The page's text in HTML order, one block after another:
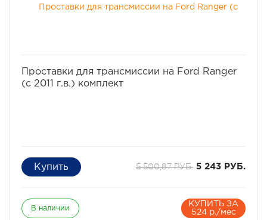
Проставки для трансмиссии на Ford Ranger
(с 2011 г.в.) комплект
5 500,87 РУБ. 5 243 РУБ.
В наличии
КУПИТЬ ЗА
524 р./мес